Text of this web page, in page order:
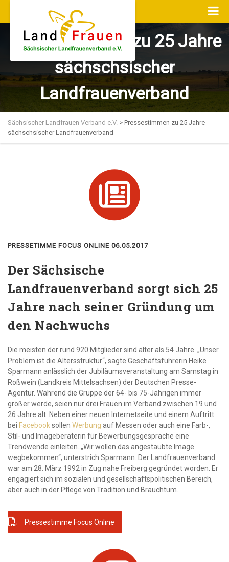
Pressestimmen zu 25 Jahre
sächschsischer
Landfrauenverband
Sächsischer Landfrauen Verband e.V. > Pressestimmen zu 25 Jahre
sächschsischer Landfrauenverband
PRESSETIMME FOCUS ONLINE 06.05.2017
Der Sächsische
Landfrauenverband sorgt sich 25
Jahre nach seiner Gründung um
den Nachwuchs
Die meisten der rund 920 Mitglieder sind älter als 54 Jahre. „Unser
Problem ist die Altersstruktur“, sagte Geschäftsführerin Heike
Sparmann anlässlich der Jubiläumsveranstaltung am Samstag in
Roßwein (Landkreis Mittelsachsen) der Deutschen Presse-
Agentur. Während die Gruppe der 64- bis 75-Jährigen immer
größer werde, seien nur drei Frauen im Verband zwischen 19 und
26 Jahre alt. Neben einer neuen Internetseite und einem Auftritt
bei Facebooksollen Werbung auf Messen oder auch eine Farb-,
Stil- und Imageberaterin für Bewerbungsgespräche eine
Trendwende einleiten. „Wir wollen das angestaubte Image
wegbekommen“, unterstrich Sparmann. Der Landfrauenverband
war am 28. März 1992 in Zug nahe Freiberg gegründet worden. Er
engagiert sich im sozialen und gesellschaftspolitischen Bereich,
aber auch in der Pflege von Tradition und Brauchtum.
Pressestimme Focus Online